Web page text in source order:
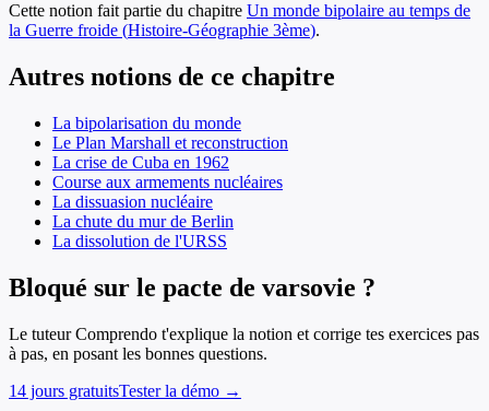
Cette notion fait partie du chapitre Un monde bipolaire au temps de
la Guerre froide (Histoire-Géographie 3ème).
Autres notions de ce chapitre
La bipolarisation du monde
Le Plan Marshall et reconstruction
La crise de Cuba en 1962
Course aux armements nucléaires
La dissuasion nucléaire
La chute du mur de Berlin
La dissolution de l'URSS
Bloqué sur le pacte de varsovie ?
Le tuteur Comprendo t'explique la notion et corrige tes exercices pas
à pas, en posant les bonnes questions.
14 jours gratuitsTester la démo →